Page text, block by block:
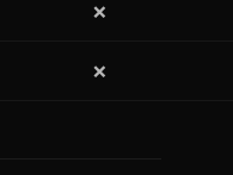
❌
❌